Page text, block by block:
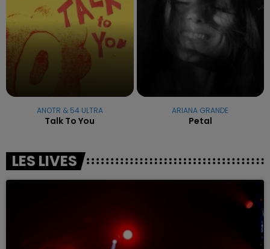
ANOTR & 54 ULTRA
Talk To You
ARIANA GRANDE
Petal
LES LIVES